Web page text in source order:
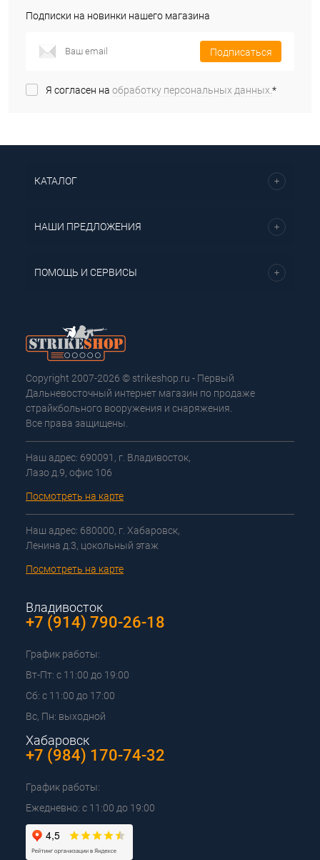
Подписки на новинки нашего магазина
Подписаться
Я согласен на обработку персональных данных.*
КАТАЛОГ
НАШИ ПРЕДЛОЖЕНИЯ
ПОМОЩЬ И СЕРВИСЫ
Copyright 2007-2026 © strikeshop.ru - Первый
Дальневосточный интернет магазин по продаже
страйкбольного вооружения и снаряжения.
Все права защищены.
Наш адрес: 690091, г. Владивосток,
Лазо д.9, офис 106
Посмотреть на карте
Наш адрес: 680000, г. Хабаровск,
Ленина д.3, цокольный этаж
Посмотреть на карте
Владивосток
+7 (914) 790-26-18
График работы:
Вт-Пт: с 11:00 до 19:00
Сб: с 11:00 до 17:00
Вс, Пн: выходной
Хабаровск
+7 (984) 170-74-32
График работы:
Ежедневно: с 11:00 до 19:00